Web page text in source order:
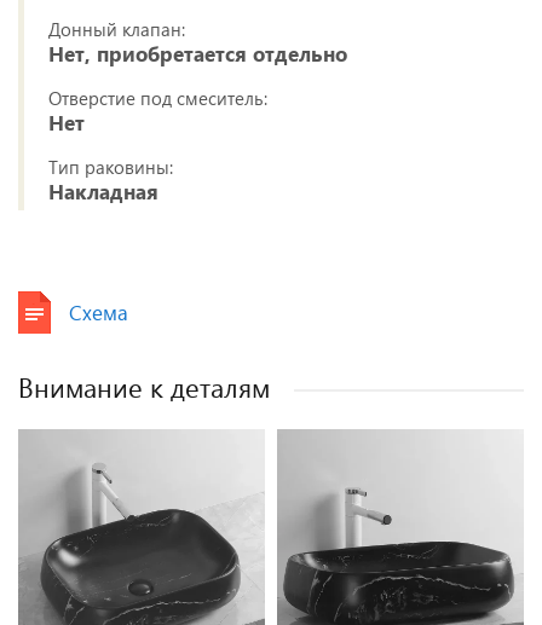
Донный клапан:
Нет, приобретается отдельно
Отверстие под смеситель:
Нет
Тип раковины:
Накладная
Схема
Внимание к деталям